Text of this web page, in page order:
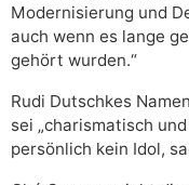
Modernisierung und
auch wenn es lange
gehört wurden.“
Rudi Dutschkes
sei „charismatisch
persönlich kein Idol,